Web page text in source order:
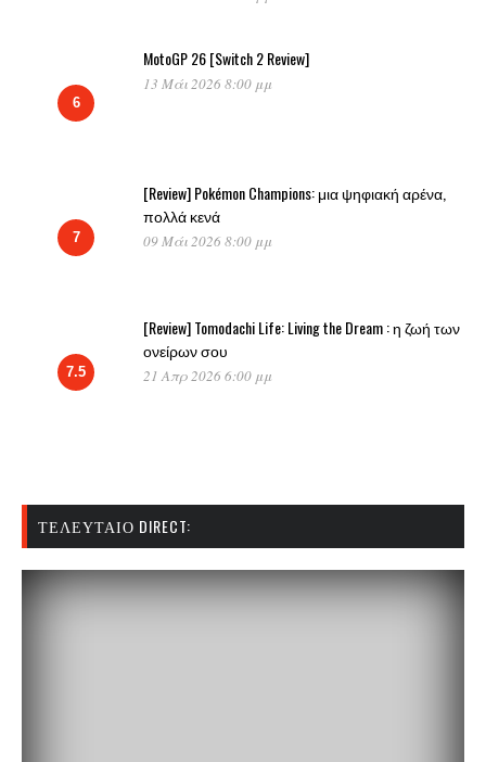
6
MotoGP 26 [Switch 2 Review]
13 Μάι 2026 8:00 μμ
7
[Review] Pokémon Champions: μια ψηφιακή αρένα,
πολλά κενά
09 Μάι 2026 8:00 μμ
7.5
[Review] Tomodachi Life: Living the Dream : η ζωή των
ονείρων σου
21 Απρ 2026 6:00 μμ
ΤΕΛΕΥΤΑΊΟ DIRECT: